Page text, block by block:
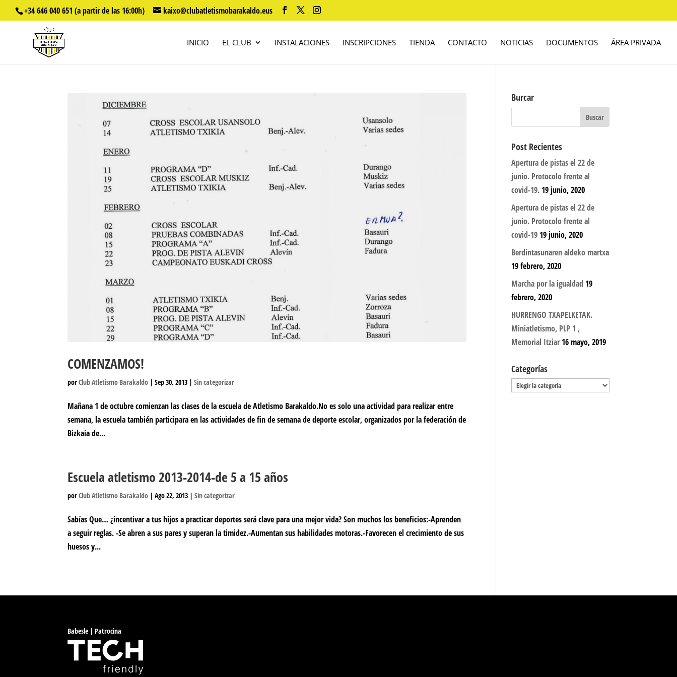
+34 646 040 651 (a partir de las 16:00h) kaixo@clubatletismobarakaldo.eus
INICIO EL CLUB INSTALACIONES INSCRIPCIONES TIENDA CONTACTO NOTICIAS DOCUMENTOS ÁREA PRIVADA
COMENZAMOS!
porClub Atletismo Barakaldo |Sep 30, 2013 |Sin categorizar
Mañana 1 de octubre comienzan las clases de la escuela de Atletismo Barakaldo.No es solo una actividad para realizar entre
semana, la escuela también participara en las actividades de fin de semana de deporte escolar, organizados por la federación de
Bizkaia de...
Escuela atletismo 2013-2014-de 5 a 15 años
porClub Atletismo Barakaldo |Ago 22, 2013 |Sin categorizar
Sabías Que… ¿incentivar a tus hijos a practicar deportes será clave para una mejor vida? Son muchos los beneficios:-Aprenden
a seguir reglas. -Se abren a sus pares y superan la timidez.-Aumentan sus habilidades motoras.-Favorecen el crecimiento de sus
huesos y...
Burcar
Post Recientes
Apertura de pistas el 22 de
junio. Protocolo frente al
covid-19. 19 junio, 2020
Apertura de pistas el 22 de
junio. Protocolo frente al
covid-19 19 junio, 2020
Berdintasunaren aldeko martxa
19 febrero, 2020
Marcha por la igualdad 19
febrero, 2020
HURRENGO TXAPELKETAK.
Miniatletismo, PLP 1 ,
Memorial Itziar 16 mayo, 2019
Categorías
Categorías
Babesle | Patrocina